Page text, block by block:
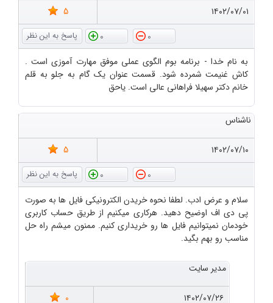
۱۴۰۲/۰۷/۰۱
5
0
0
به نام خدا - برنامه بوم الگوی عملی موفق مهارت آموزی است .
کاش غنیمت شمرده شود. قسمت عنوان یک گام به جلو به قلم
خانم دکتر سهیلا فراهانی عالی است. یاحق
ناشناس
۱۴۰۲/۰۷/۱۰
5
0
0
سلام و عرض ادب. لطفا نحوه خریدن الکترونیکی فایل ها به صورت
پی دی اف اوضیح دهید. هرکاری میکنیم از طریق حساب کاربری
خودمان نمیتوانیم فایل ها رو خریداری کنیم. ممنون میشم راه حل
مناسب رو بهم بگید.
مدیر سایت
۱۴۰۲/۰۷/۲۶
0